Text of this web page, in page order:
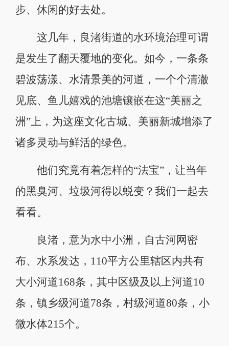
步、休闲的好去处。
这几年，良渚街道的水环境治理可谓
是发生了翻天覆地的变化。如今，一条条
碧波荡漾、水清景美的河道，一个个清澈
见底、鱼儿嬉戏的池塘镶嵌在这“美丽之
洲”上，为这座文化古城、美丽新城增添了
诸多灵动与鲜活的绿色。
他们究竟有着怎样的“法宝”，让当年
的黑臭河、垃圾河得以蜕变？我们一起去
看看。
良渚，意为水中小洲，自古河网密
布、水系发达，110平方公里辖区内共有
大小河道168条，其中区级及以上河道10
条，镇乡级河道78条，村级河道80条，小
微水体215个。